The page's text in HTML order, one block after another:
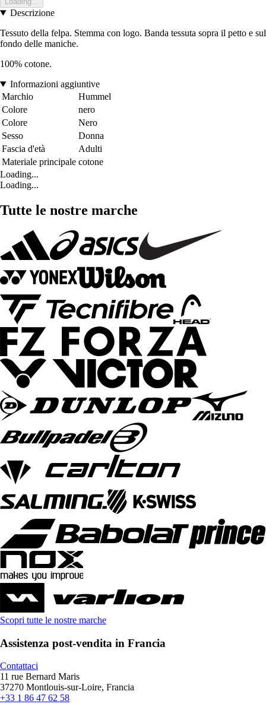
Descrizione
Tessuto della felpa. Stemma con logo. Banda tessuta sopra il petto e sul
fondo delle maniche.
100% cotone.
Informazioni aggiuntive
Marchio
Hummel
Colore
nero
Colore
Nero
Sesso
Donna
Fascia d'età
Adulti
Materiale principale cotone
Loading...
Loading...
Tutte le nostre marche
Scopri tutte le nostre marche
Assistenza post-vendita in Francia
Contattaci
11 rue Bernard Maris
37270 Montlouis-sur-Loire, Francia
+33 1 86 47 62 58